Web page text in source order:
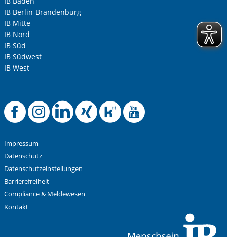
IB Berlin-Brandenburg
IB Mitte
IB Nord
IB Süd
IB Südwest
IB West
Offizielle
Offizielle
Offizielle
Offizielle
Offizielle
Impressum
Datenschutz
Datenschutzeinstellungen
Barrierefreiheit
Compliance & Meldewesen
Kontakt